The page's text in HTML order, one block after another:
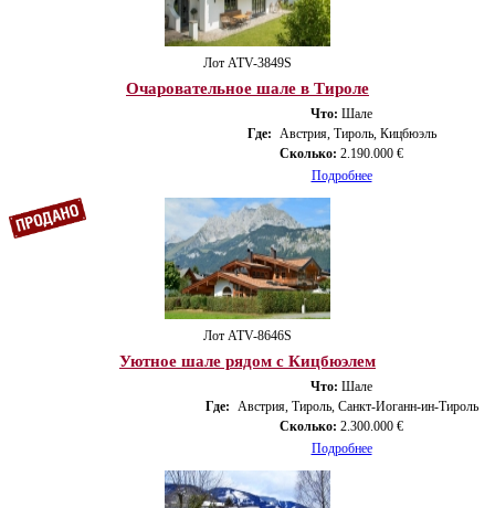
Лот ATV-3849S
Очаровательное шале в Тироле
Что: Шале
Где: Австрия, Тироль, Кицбюэль
Сколько: 2.190.000 €
Подробнее
Лот ATV-8646S
Уютное шале рядом с Кицбюэлем
Что: Шале
Где: Австрия, Тироль, Санкт-Иоганн-ин-Тироль
Сколько: 2.300.000 €
Подробнее